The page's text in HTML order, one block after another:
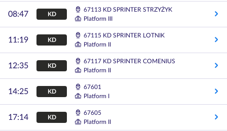
08:47 KD
67113 KD SPRINTER STRZYŻYK
Platform III
11:19 KD
67115 KD SPRINTER LOTNIK
Platform II
12:35 KD
67117 KD SPRINTER COMENIUS
Platform II
14:25 KD
67601
Platform I
17:14 KD
67605
Platform II